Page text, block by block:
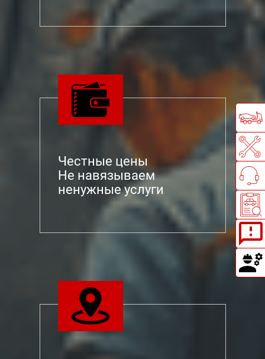
Честные цены
Не навязываем
ненужные услуги